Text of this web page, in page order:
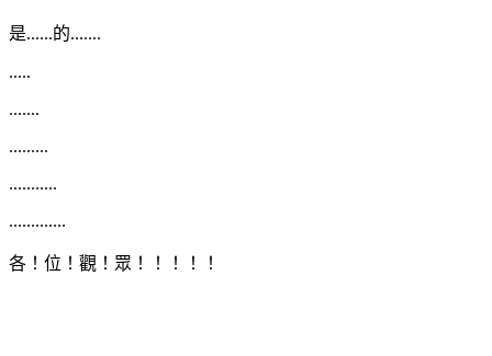
是......的.......
.....
.......
.........
...........
.............
各！位！觀！眾！！！！！